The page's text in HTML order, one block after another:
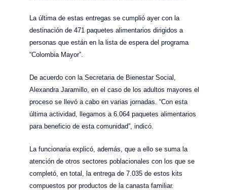
La última de estas entregas se cumplió ayer con la
destinación de 471 paquetes alimentarios dirigidos a
personas que están en la lista de espera del programa
“Colombia Mayor”.
De acuerdo con la Secretaria de Bienestar Social,
Alexandra Jaramillo, en el caso de los adultos mayores el
proceso se llevó a cabo en varias jornadas. “Con esta
última actividad, llegamos a 6.064 paquetes alimentarios
para beneficio de esta comunidad”, indicó.
La funcionaria explicó, además, que a ello se suma la
atención de otros sectores poblacionales con los que se
completó, en total, la entrega de 7.035 de estos kits
compuestos por productos de la canasta familiar.